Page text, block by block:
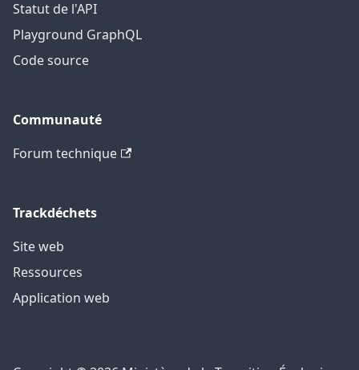
R3
R5
R6
R8
X
Statut de l'API
Playground GraphQL
Code source
Communauté
Forum technique
Trackdéchets
Site web
Ressources
Application web